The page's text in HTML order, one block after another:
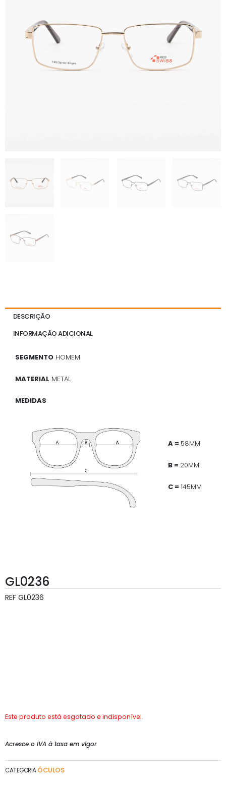
DESCRIÇÃO
INFORMAÇÃO ADICIONAL
SEGMENTO HOMEM
MATERIAL METAL
MEDIDAS
A = 58MM
B = 20MM
C = 145MM
GL0236
REF GL0236
Este produto está esgotado e indisponível.
Acresce o IVA à taxa em vigor
CATEGORIA ÓCULOS